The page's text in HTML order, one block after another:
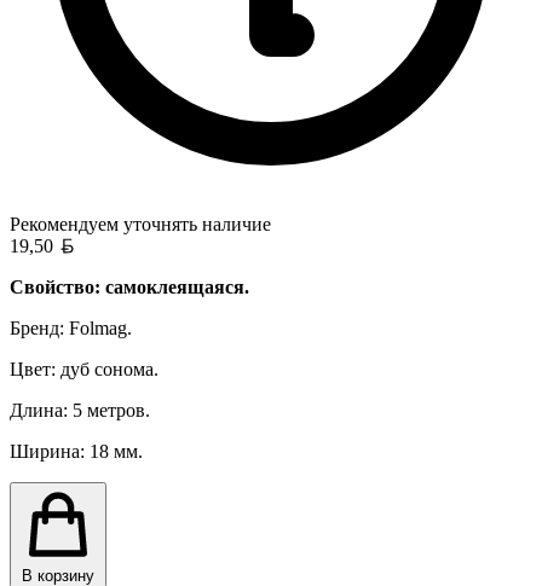
Рекомендуем уточнять наличие
19,50
Свойство: самоклеящаяся.
Бренд: Folmag.
Цвет: дуб сонома.
Длина: 5 метров.
Ширина: 18 мм.
В корзину